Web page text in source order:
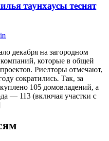
таунхаусы теснят
декабря на загородном
которые в общей
Риелторы отмечают,
сократились. Так, за
105 домовладений, а
— 113 (включая участки с